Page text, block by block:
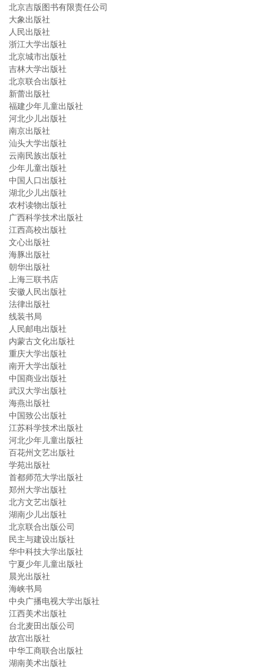
北京吉版图书有限责任公司
大象出版社
人民出版社
浙江大学出版社
北京城市出版社
吉林大学出版社
北京联合出版社
新蕾出版社
福建少年儿童出版社
河北少儿出版社
南京出版社
汕头大学出版社
云南民族出版社
少年儿童出版社
中国人口出版社
湖北少儿出版社
农村读物出版社
广西科学技术出版社
江西高校出版社
文心出版社
海豚出版社
朝华出版社
上海三联书店
安徽人民出版社
法律出版社
线装书局
人民邮电出版社
内蒙古文化出版社
重庆大学出版社
南开大学出版社
中国商业出版社
武汉大学出版社
海燕出版社
中国致公出版社
江苏科学技术出版社
河北少年儿童出版社
百花州文艺出版社
学苑出版社
首都师范大学出版社
郑州大学出版社
北方文艺出版社
湖南少儿出版社
北京联合出版公司
民主与建设出版社
华中科技大学出版社
宁夏少年儿童出版社
晨光出版社
海峡书局
中央广播电视大学出版社
江西美术出版社
台北麦田出版公司
故宫出版社
中华工商联合出版社
湖南美术出版社